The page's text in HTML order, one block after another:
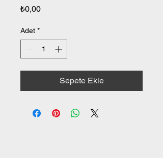
₺0,00Fiyat
Adet *
Sepete Ekle